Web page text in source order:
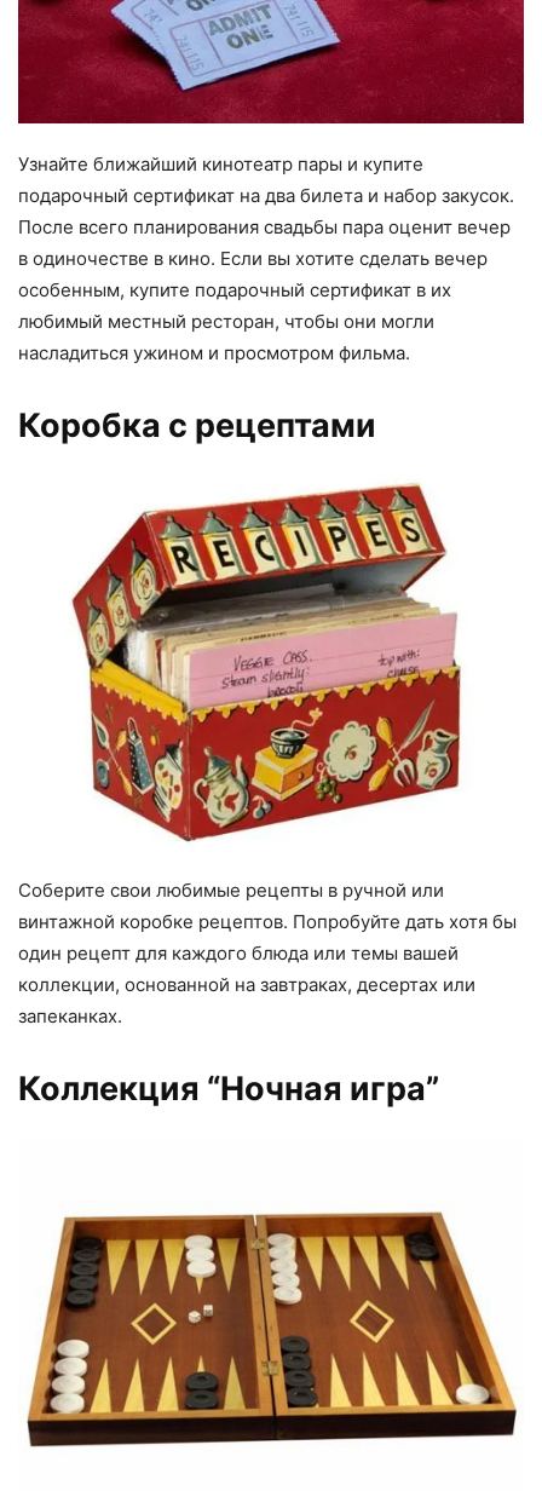
Узнайте ближайший кинотеатр пары и купите
подарочный сертификат на два билета и набор закусок.
После всего планирования свадьбы пара оценит вечер
в одиночестве в кино. Если вы хотите сделать вечер
особенным, купите подарочный сертификат в их
любимый местный ресторан, чтобы они могли
насладиться ужином и просмотром фильма.
Коробка с рецептами
Соберите свои любимые рецепты в ручной или
винтажной коробке рецептов. Попробуйте дать хотя бы
один рецепт для каждого блюда или темы вашей
коллекции, основанной на завтраках, десертах или
запеканках.
Коллекция “Ночная игра”